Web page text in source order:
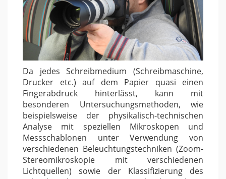
Da jedes Schreibmedium (Schreibmaschine,
Drucker etc.) auf dem Papier quasi einen
Fingerabdruck hinterlässt, kann mit
besonderen Untersuchungsmethoden, wie
beispielsweise der physikalisch-technischen
Analyse mit speziellen Mikroskopen und
Messschablonen unter Verwendung von
verschiedenen Beleuchtungstechniken (Zoom-
Stereomikroskopie mit verschiedenen
Lichtquellen) sowie der Klassifizierung des